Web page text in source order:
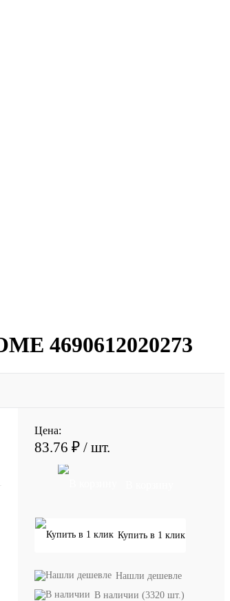
4690612020273
Цена:
83.76 ₽ / шт.
Купить в 1 клик
Нашли дешевле
В наличии (3320 шт.)